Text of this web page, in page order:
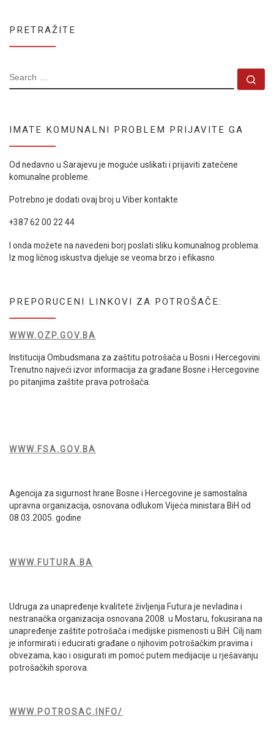
PRETRAŽITE
SEARCH
IMATE KOMUNALNI PROBLEM PRIJAVITE GA
Od nedavno u Sarajevu je moguće uslikati i prijaviti zatečene
komunalne probleme.
Potrebno je dodati ovaj broj u Viber kontakte
+387 62 00 22 44
I onda možete na navedeni borj poslati sliku komunalnog problema.
Iz mog ličnog iskustva djeluje se veoma brzo i efikasno.
PREPORUCENI LINKOVI ZA POTROŠAČE:
WWW.OZP.GOV.BA
Institucija Ombudsmana za zaštitu potrošača u Bosni i Hercegovini.
Trenutno najveći izvor informacija za građane Bosne i Hercegovine
po pitanjima zaštite prava potrošača.
WWW.FSA.GOV.BA
Agencija za sigurnost hrane Bosne i Hercegovine je samostalna
upravna organizacija, osnovana odlukom Vijeća ministara BiH od
08.03.2005. godine
WWW.FUTURA.BA
Udruga za unapređenje kvalitete življenja Futura je nevladina i
nestranačka organizacija osnovana 2008. u Mostaru, fokusirana na
unapređenje zaštite potrošača i medijske pismenosti u BiH. Cilj nam
je informirati i educirati građane o njihovim potrošačkim pravima i
obvezama, kao i osigurati im pomoć putem medijacije u rješavanju
potrošačkih sporova.
WWW.POTROSAC.INFO/